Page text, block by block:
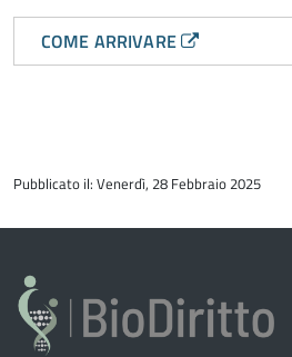
COME ARRIVARE
del
Pubblicato il: Venerdì, 28 Febbraio 2025